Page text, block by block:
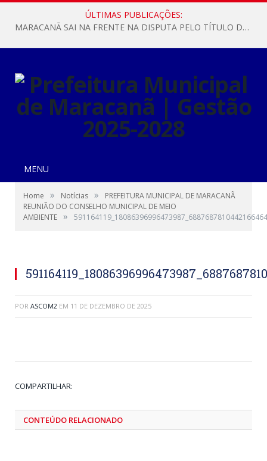
ÚLTIMAS PUBLICAÇÕES:
MARACANÃ SAI NA FRENTE NA DISPUTA PELO TÍTULO DA COPA PARÁ SUB-17!
MENU
Home » Notícias »
PREFEITURA MUNICIPAL DE MARACANÃ
REUNIÃO DO CONSELHO MUNICIPAL DE MEIO
AMBIENTE »
POR ASCOM2 EM 11 DE DEZEMBRO DE 2025
COMPARTILHAR:
CONTEÚDO RELACIONADO